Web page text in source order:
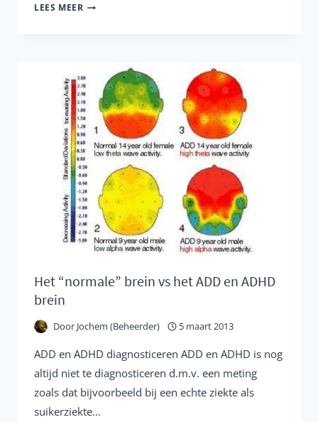
LEES MEER BINAURAL
EEN
BETERE
CONCENTRATIE,
ONTSPANNING,
NACHTRUST
EN
MEER
Het “normale” brein vs het ADD en ADHD
brein
Door Jochem (Beheerder) 5 maart 2013
ADD en ADHD diagnosticeren ADD en ADHD is nog
altijd niet te diagnosticeren d.m.v. een meting
zoals dat bijvoorbeeld bij een echte ziekte als
suikerziekte…